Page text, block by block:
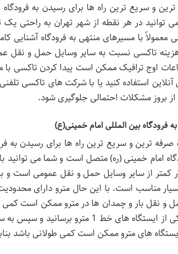
و سریع ترین راه ها برای رسیدن به
توانید در هر نقطه از شهر تهران به راحتی
معمولاً با مسیرهای منتهی به فرودگاه آشنایی
هزینه تاکسی نسبت به سایر وسایل حمل و نقل
اوج ترافیک ممکن است پیدا کردن تاکسی با
استفاده کنید یا با شرکت های تاکسی
از بروز مشکلات احتمالی جلوگیری شود.
فرودگاه بین المللی امام خمینی(ع)
امام خمینی (ره) متصل است و شما می توانید
کمتر از سایر وسایل حمل و نقل عمومی است و
مناسب است. با این حال مترو دارای
و نقل بار و چمدان ها در مترو ممکن است
باید ابتدا خود را به یکی از
های مترو ممکن است کمی طولانی باشد